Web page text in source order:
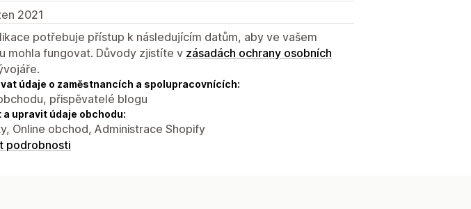
2021
potřebuje přístup k následujícím datům, aby ve vašem
mohla fungovat. Důvody zjistíte v zásadách ochrany osobních
údaje o zaměstnancích a spolupracovnících:
přispěvatelé blogu
a upravit údaje obchodu:
Online obchod, Administrace Shopify
podrobnosti